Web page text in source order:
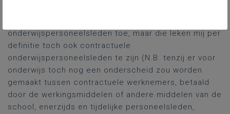
onderwijspersoneelsleden toe, maar die leken mij per
definitie toch ook contractuele
onderwijspersoneelsleden te zijn (N.B. tenzij er voor
onderwijs toch nog een onderscheid zou worden
gemaakt tussen contractuele werknemers, betaald
door de werkingsmiddelen of andere middelen van de
school, enerzijds en tijdelijke personeelsleden,